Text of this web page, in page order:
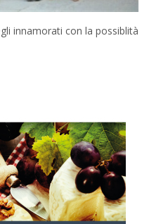
innamorati con la possiblità